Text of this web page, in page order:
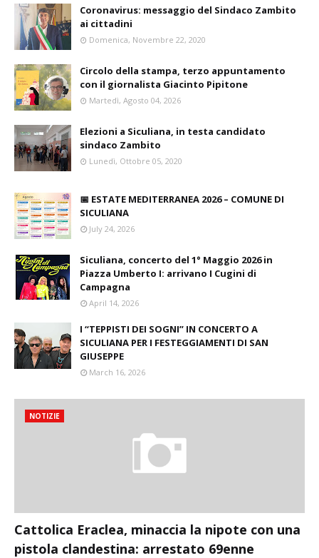
Coronavirus: messaggio del Sindaco Zambito
ai cittadini
Domenica, Novembre 22, 2020
Circolo della stampa, terzo appuntamento
con il giornalista Giacinto Pipitone
Martedì, Agosto 04, 2026
Elezioni a Siculiana, in testa candidato
sindaco Zambito
Lunedì, Ottobre 05, 2020
📅 ESTATE MEDITERRANEA 2026 – COMUNE DI
SICULIANA
July 24, 2026
Siculiana, concerto del 1° Maggio 2026 in
Piazza Umberto I: arrivano I Cugini di
Campagna
April 14, 2026
I “TEPPISTI DEI SOGNI” IN CONCERTO A
SICULIANA PER I FESTEGGIAMENTI DI SAN
GIUSEPPE
March 16, 2026
NOTIZIE
Cattolica Eraclea, minaccia la nipote con una
pistola clandestina: arrestato 69enne